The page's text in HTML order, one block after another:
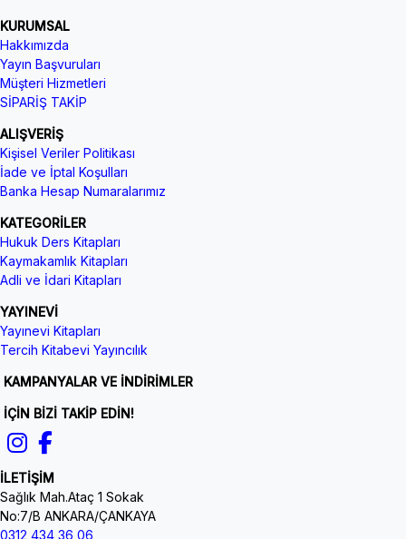
KURUMSAL
Hakkımızda
Yayın Başvuruları
Müşteri Hizmetleri
SİPARİŞ TAKİP
ALIŞVERİŞ
Kişisel Veriler Politikası
İade ve İptal Koşulları
Banka Hesap Numaralarımız
KATEGORİLER
Hukuk Ders Kitapları
Kaymakamlık Kitapları
Adli ve İdari Kitapları
YAYINEVİ
Yayınevi Kitapları
Tercih Kitabevi Yayıncılık
KAMPANYALAR VE İNDİRİMLER
İÇİN BİZİ TAKİP EDİN!
İLETİŞİM
Sağlık Mah.Ataç 1 Sokak
No:7/B ANKARA/ÇANKAYA
0312 434 36 06